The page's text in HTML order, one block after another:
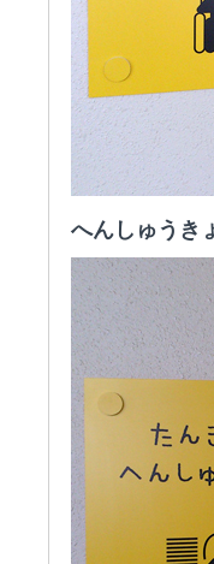
へんしゅうき